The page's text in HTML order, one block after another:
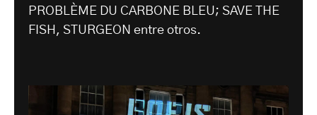
PROBLÈME DU CARBONE BLEU; SAVE THE
FISH, STURGEON entre otros.